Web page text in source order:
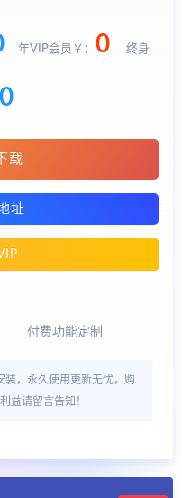
年VIP会员￥： 0 终身
0
载
址
付费功能定制
，永久使用更新无忧，购
益请留言告知！